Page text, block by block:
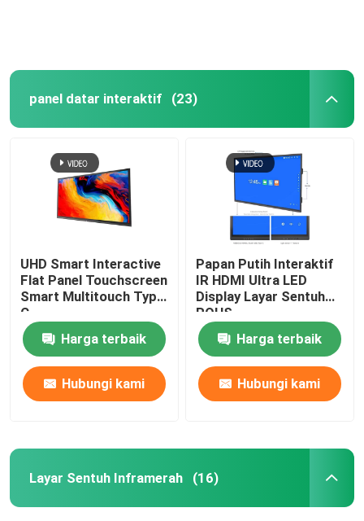
panel datar interaktif (23)
UHD Smart Interactive
Flat Panel Touchscreen
Smart Multitouch Type
C
Harga terbaik
Hubungi kami
Papan Putih Interaktif
IR HDMI Ultra LED
Display Layar Sentuh
ROHS
Harga terbaik
Hubungi kami
Layar Sentuh Inframerah (16)